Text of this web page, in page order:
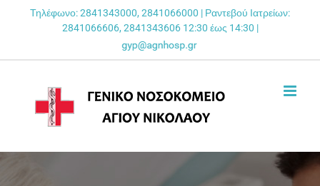
Τηλέφωνο: 2841343000, 2841066000 | Ραντεβού Ιατρείων:
2841066606, 2841343606 12:30 έως 14:30 |